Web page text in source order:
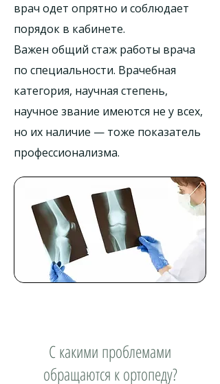
врач одет опрятно и соблюдает
порядок в кабинете.
Важен общий стаж работы врача
по специальности. Врачебная
категория, научная степень,
научное звание имеются не у всех,
но их наличие — тоже показатель
профессионализма.
С какими проблемами
обращаются к ортопеду?